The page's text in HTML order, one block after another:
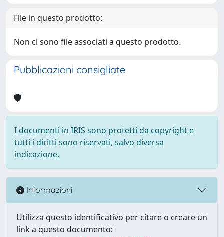
File in questo prodotto:
Non ci sono file associati a questo prodotto.
Pubblicazioni consigliate
I documenti in IRIS sono protetti da copyright e
tutti i diritti sono riservati, salvo diversa
indicazione.
Informazioni
Utilizza questo identificativo per citare o creare un
link a questo documento: